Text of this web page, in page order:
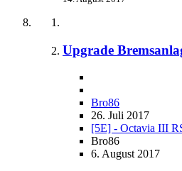
Upgrade
Bro86
26. Juli 2017
[5E] - Octavia III
Bro86
6. August 2017